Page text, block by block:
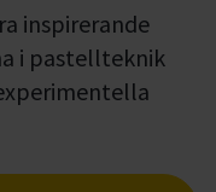
inspirerande
i pastellteknik